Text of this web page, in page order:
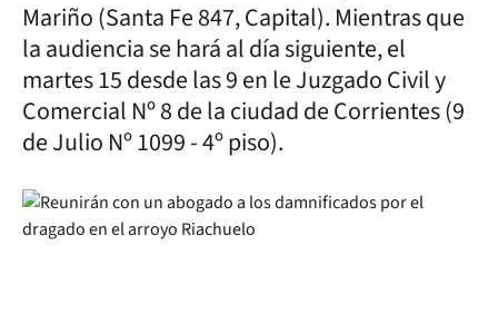
Mariño (Santa Fe 847, Capital). Mientras que
la audiencia se hará al día siguiente, el
martes 15 desde las 9 en le Juzgado Civil y
Comercial Nº 8 de la ciudad de Corrientes (9
de Julio Nº 1099 - 4º piso).